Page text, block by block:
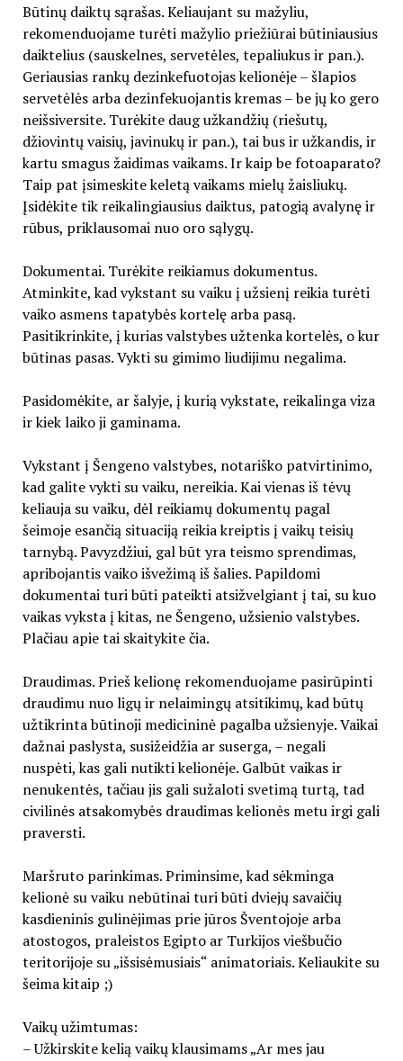
Būtinų daiktų sąrašas. Keliaujant su mažyliu,
rekomenduojame turėti mažylio priežiūrai būtiniausius
daiktelius (sauskelnes, servetėles, tepaliukus ir pan.).
Geriausias rankų dezinkefuotojas kelionėje – šlapios
servetėlės arba dezinfekuojantis kremas – be jų ko gero
neišsiversite. Turėkite daug užkandžių (riešutų,
džiovintų vaisių, javinukų ir pan.), tai bus ir užkandis, ir
kartu smagus žaidimas vaikams. Ir kaip be fotoaparato?
Taip pat įsimeskite keletą vaikams mielų žaisliukų.
Įsidėkite tik reikalingiausius daiktus, patogią avalynę ir
rūbus, priklausomai nuo oro sąlygų.
Dokumentai. Turėkite reikiamus dokumentus.
Atminkite, kad vykstant su vaiku į užsienį reikia turėti
vaiko asmens tapatybės kortelę arba pasą.
Pasitikrinkite, į kurias valstybes užtenka kortelės, o kur
būtinas pasas. Vykti su gimimo liudijimu negalima.
Pasidomėkite, ar šalyje, į kurią vykstate, reikalinga viza
ir kiek laiko ji gaminama.
Vykstant į Šengeno valstybes, notariško patvirtinimo,
kad galite vykti su vaiku, nereikia. Kai vienas iš tėvų
keliauja su vaiku, dėl reikiamų dokumentų pagal
šeimoje esančią situaciją reikia kreiptis į vaikų teisių
tarnybą. Pavyzdžiui, gal būt yra teismo sprendimas,
apribojantis vaiko išvežimą iš šalies. Papildomi
dokumentai turi būti pateikti atsižvelgiant į tai, su kuo
vaikas vyksta į kitas, ne Šengeno, užsienio valstybes.
Plačiau apie tai skaitykite čia.
Draudimas. Prieš kelionę rekomenduojame pasirūpinti
draudimu nuo ligų ir nelaimingų atsitikimų, kad būtų
užtikrinta būtinoji medicininė pagalba užsienyje. Vaikai
dažnai paslysta, susižeidžia ar suserga, – negali
nuspėti, kas gali nutikti kelionėje. Galbūt vaikas ir
nenukentės, tačiau jis gali sužaloti svetimą turtą, tad
civilinės atsakomybės draudimas kelionės metu irgi gali
praversti.
Maršruto parinkimas. Priminsime, kad sėkminga
kelionė su vaiku nebūtinai turi būti dviejų savaičių
kasdieninis gulinėjimas prie jūros Šventojoje arba
atostogos, praleistos Egipto ar Turkijos viešbučio
teritorijoje su „išsisėmusiais“ animatoriais. Keliaukite su
šeima kitaip ;)
Vaikų užimtumas:
– Užkirskite kelią vaikų klausimams „Ar mes jau